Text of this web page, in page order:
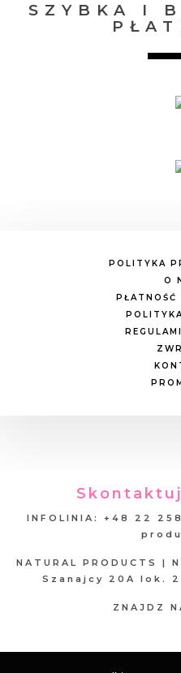
SZYBKA I
POLITYKA
O
INFOLINIA: +48 22
NATURAL PRODUCTS
Szanajcy 20A lok.
ZNAJDZ